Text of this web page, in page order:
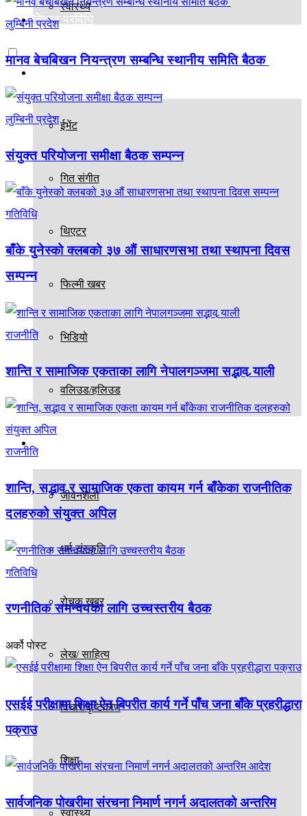
स्वास्थ्य
विज्ञान प्रविधि
ईभेंट
गित संगीत
थिएटर
फिल्मी खबर
भिडियो
वलिउड/हलिउड
अन्य
जीवनशैली
धर्म-संस्कृति
रोचक खबर
लेख/ साहित्य
विचार/दृष्टिकोण
शिक्षा
स्वास्थ्य
लुम्बिनी प्रदेश
मानव बेचबिखन नियन्त्रण सम्बन्धि स्थानीय समिति बैठक
लुम्बिनी प्रदेश
संयुक्त परियोजना समीक्षा बैठक सम्पन्न
गतिविधि
बाँके युनेस्को क्लबको ३७ औं साधारणसभा तथा स्थापना दिवस
सम्पन्न
राजनीति
शान्ति र सामाजिक एकताका लागि नेपालगञ्जमा सद्भाव र्‍याली
राजनीति
शान्ति, सद्भाव र सामाजिक एकता कायम गर्न बाँकेका राजनीतिक
दलहरुको संयुक्त अपिल
गतिविधि
रणनीतिक समन्वयका लागि उच्चस्तरीय बैठक
अर्को पोस्ट
एसईई परीक्षामा शिक्षा ऐन बिपरीत कार्य गर्ने पाँच जना बाँके प्रहरीद्धारा
पक्राउ
सार्वजनिक पोखरीमा संरचना निमार्ण नगर्न अदालतको अन्तरिम